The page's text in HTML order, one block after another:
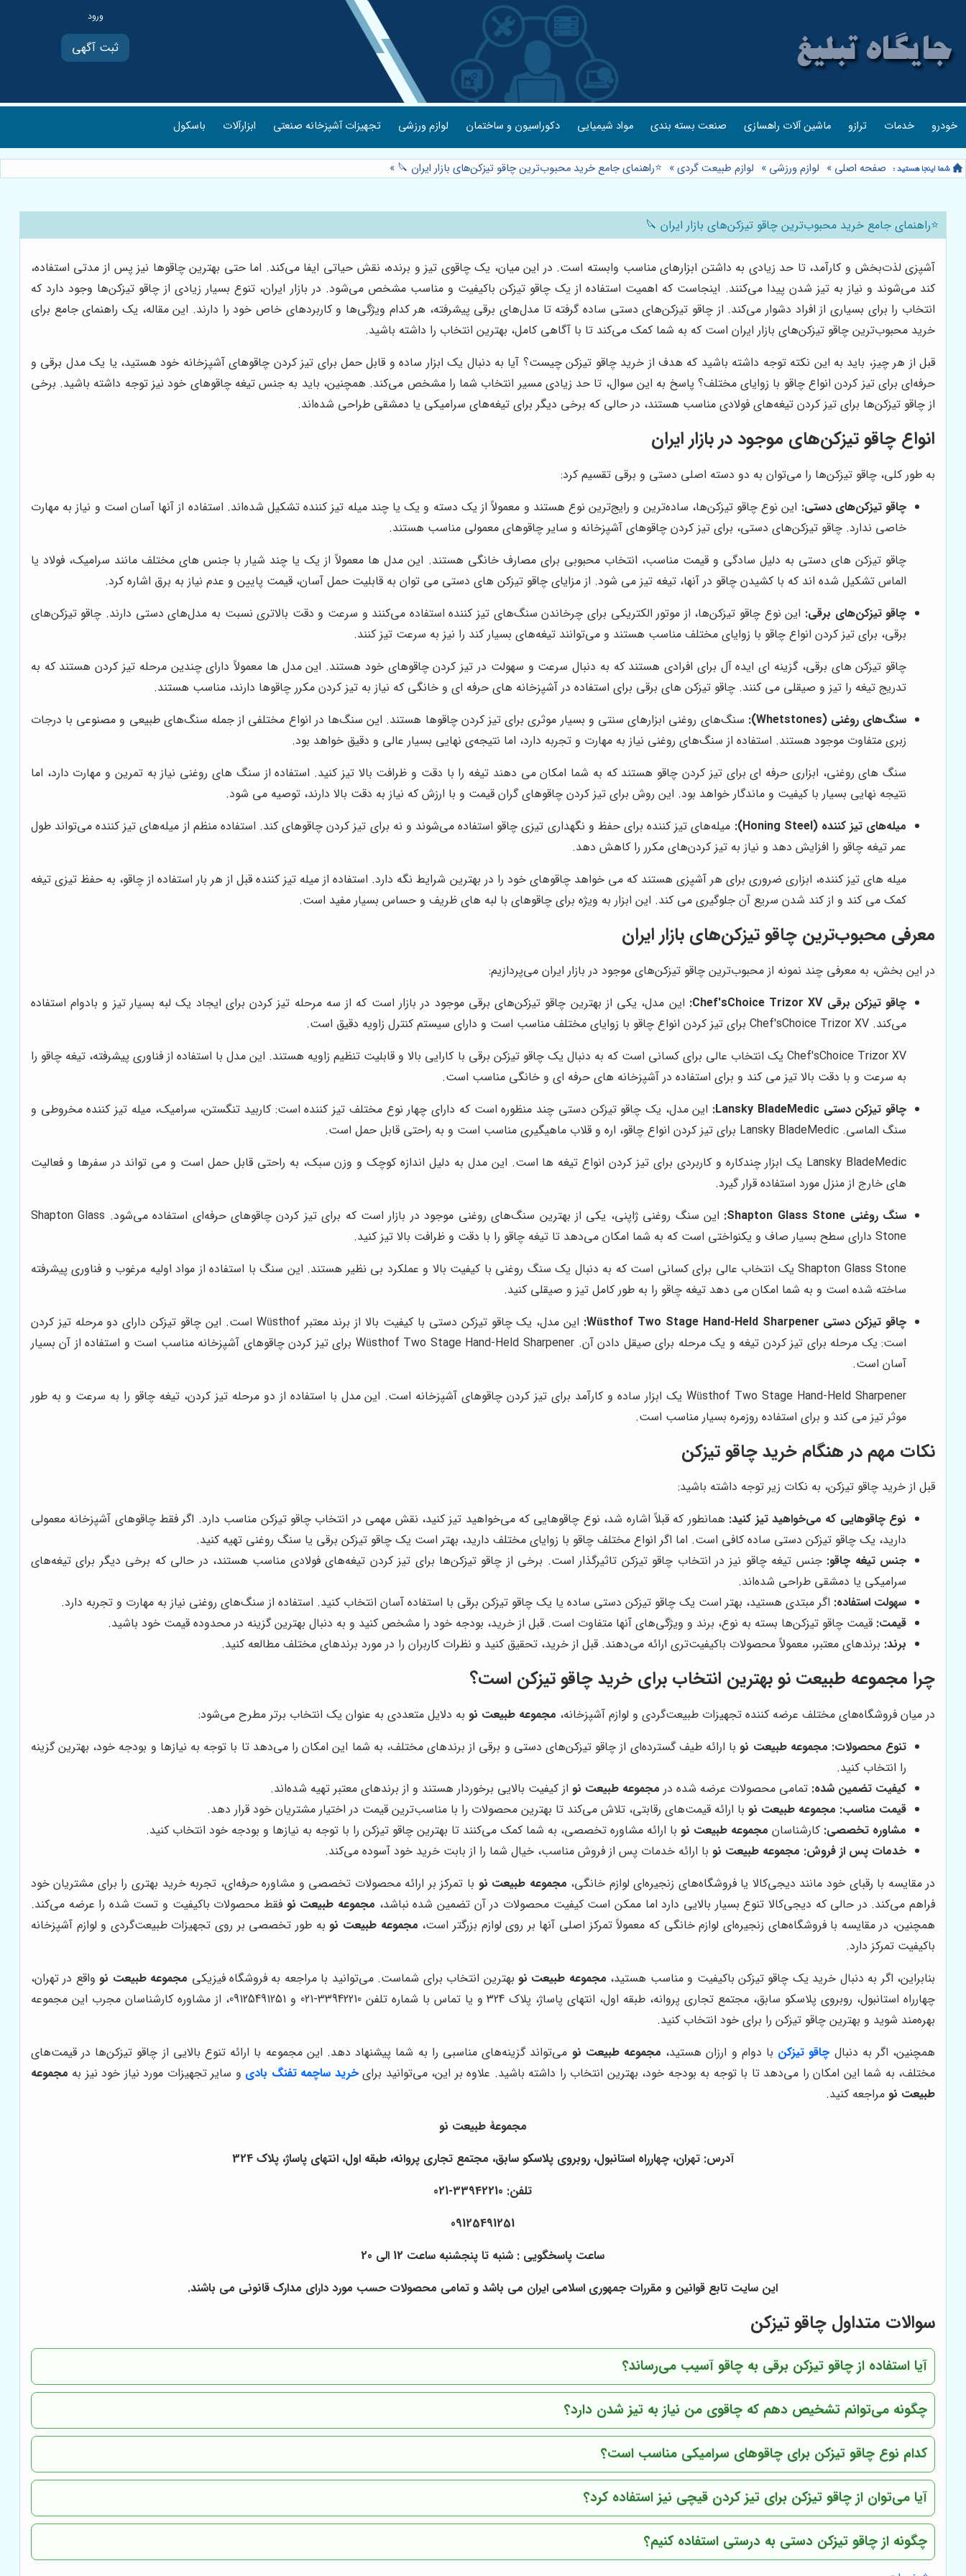
ثبت آگهی
خودرو خدمات ترازو ماشین آلات راهسازی صنعت بسته بندی مواد شیمیایی دکوراسیون و ساختمان لوازم ورزشی تجهیزات آشپزخانه صنعتی ابزارآلات باسکول
صفحه اصلی » لوازم ورزشی » لوازم طبیعت گردی» ⭐️راهنمای جامع خرید محبوب‌ترین چاقو تیزکن‌های بازار ایران 🔪 »
⭐️راهنمای جامع خرید محبوب‌ترین چاقو تیزکن‌های بازار ایران 🔪
آشپزی لذت‌بخش و کارآمد، تا حد زیادی به داشتن ابزارهای مناسب وابسته است. در این میان، یک چاقوی تیز و برنده، نقش حیاتی ایفا می‌کند. اما حتی بهترین چاقوها نیز پس از مدتی استفاده،
کند می‌شوند و نیاز به تیز شدن پیدا می‌کنند. اینجاست که اهمیت استفاده از یک چاقو تیزکن باکیفیت و مناسب مشخص می‌شود. در بازار ایران، تنوع بسیار زیادی از چاقو تیزکن‌ها وجود دارد که
انتخاب را برای بسیاری از افراد دشوار می‌کند. از چاقو تیزکن‌های دستی ساده گرفته تا مدل‌های برقی پیشرفته، هر کدام ویژگی‌ها و کاربردهای خاص خود را دارند. این مقاله، یک راهنمای جامع برای
خرید محبوب‌ترین چاقو تیزکن‌های بازار ایران است که به شما کمک می‌کند تا با آگاهی کامل، بهترین انتخاب را داشته باشید.
قبل از هر چیز، باید به این نکته توجه داشته باشید که هدف از خرید چاقو تیزکن چیست؟ آیا به دنبال یک ابزار ساده و قابل حمل برای تیز کردن چاقوهای آشپزخانه خود هستید، یا یک مدل برقی و
حرفه‌ای برای تیز کردن انواع چاقو با زوایای مختلف؟ پاسخ به این سوال، تا حد زیادی مسیر انتخاب شما را مشخص می‌کند. همچنین، باید به جنس تیغه چاقوهای خود نیز توجه داشته باشید. برخی
از چاقو تیزکن‌ها برای تیز کردن تیغه‌های فولادی مناسب هستند، در حالی که برخی دیگر برای تیغه‌های سرامیکی یا دمشقی طراحی شده‌اند.
انواع چاقو تیزکن‌های موجود در بازار ایران
به طور کلی، چاقو تیزکن‌ها را می‌توان به دو دسته اصلی دستی و برقی تقسیم کرد:
چاقو تیزکن‌های دستی: این نوع چاقو تیزکن‌ها، ساده‌ترین و رایج‌ترین نوع هستند و معمولاً از یک دسته و یک یا چند میله تیز کننده تشکیل شده‌اند. استفاده از آنها آسان است و نیاز به مهارت
خاصی ندارد. چاقو تیزکن‌های دستی، برای تیز کردن چاقوهای آشپزخانه و سایر چاقوهای معمولی مناسب هستند.
چاقو تیزکن های دستی به دلیل سادگی و قیمت مناسب، انتخاب محبوبی برای مصارف خانگی هستند. این مدل ها معمولاً از یک یا چند شیار با جنس های مختلف مانند سرامیک، فولاد یا
الماس تشکیل شده اند که با کشیدن چاقو در آنها، تیغه تیز می شود. از مزایای چاقو تیزکن های دستی می توان به قابلیت حمل آسان، قیمت پایین و عدم نیاز به برق اشاره کرد.
چاقو تیزکن‌های برقی: این نوع چاقو تیزکن‌ها، از موتور الکتریکی برای چرخاندن سنگ‌های تیز کننده استفاده می‌کنند و سرعت و دقت بالاتری نسبت به مدل‌های دستی دارند. چاقو تیزکن‌های
برقی، برای تیز کردن انواع چاقو با زوایای مختلف مناسب هستند و می‌توانند تیغه‌های بسیار کند را نیز به سرعت تیز کنند.
چاقو تیزکن های برقی، گزینه ای ایده آل برای افرادی هستند که به دنبال سرعت و سهولت در تیز کردن چاقوهای خود هستند. این مدل ها معمولاً دارای چندین مرحله تیز کردن هستند که به
تدریج تیغه را تیز و صیقلی می کنند. چاقو تیزکن های برقی برای استفاده در آشپزخانه های حرفه ای و خانگی که نیاز به تیز کردن مکرر چاقوها دارند، مناسب هستند.
سنگ‌های روغنی (Whetstones):
سنگ‌های روغنی ابزارهای سنتی و بسیار موثری برای تیز کردن چاقوها هستند. این سنگ‌ها در انواع مختلفی از جمله سنگ‌های طبیعی و مصنوعی با درجات
زبری متفاوت موجود هستند. استفاده از سنگ‌های روغنی نیاز به مهارت و تجربه دارد، اما نتیجه‌ی نهایی بسیار عالی و دقیق خواهد بود.
سنگ های روغنی، ابزاری حرفه ای برای تیز کردن چاقو هستند که به شما امکان می دهند تیغه را با دقت و ظرافت بالا تیز کنید. استفاده از سنگ های روغنی نیاز به تمرین و مهارت دارد، اما
نتیجه نهایی بسیار با کیفیت و ماندگار خواهد بود. این روش برای تیز کردن چاقوهای گران قیمت و با ارزش که نیاز به دقت بالا دارند، توصیه می شود.
میله‌های تیز کننده (Honing Steel):
میله‌های تیز کننده برای حفظ و نگهداری تیزی چاقو استفاده می‌شوند و نه برای تیز کردن چاقوهای کند. استفاده منظم از میله‌های تیز کننده می‌تواند طول
عمر تیغه چاقو را افزایش دهد و نیاز به تیز کردن‌های مکرر را کاهش دهد.
میله های تیز کننده، ابزاری ضروری برای هر آشپزی هستند که می خواهد چاقوهای خود را در بهترین شرایط نگه دارد. استفاده از میله تیز کننده قبل از هر بار استفاده از چاقو، به حفظ تیزی تیغه
کمک می کند و از کند شدن سریع آن جلوگیری می کند. این ابزار به ویژه برای چاقوهای با لبه های ظریف و حساس بسیار مفید است.
معرفی محبوب‌ترین چاقو تیزکن‌های بازار ایران
در این بخش، به معرفی چند نمونه از محبوب‌ترین چاقو تیزکن‌های موجود در بازار ایران می‌پردازیم:
چاقو تیزکن برقی Chef'sChoice Trizor XV:
این مدل، یکی از بهترین چاقو تیزکن‌های برقی موجود در بازار است که از سه مرحله تیز کردن برای ایجاد یک لبه بسیار تیز و بادوام استفاده
می‌کند. Chef'sChoice Trizor XV برای تیز کردن انواع چاقو با زوایای مختلف مناسب است و دارای سیستم کنترل زاویه دقیق است.
Chef'sChoice Trizor XV یک انتخاب عالی برای کسانی است که به دنبال یک چاقو تیزکن برقی با کارایی بالا و قابلیت تنظیم زاویه هستند. این مدل با استفاده از فناوری پیشرفته، تیغه چاقو را
به سرعت و با دقت بالا تیز می کند و برای استفاده در آشپزخانه های حرفه ای و خانگی مناسب است.
چاقو تیزکن دستی Lansky BladeMedic:
این مدل، یک چاقو تیزکن دستی چند منظوره است که دارای چهار نوع مختلف تیز کننده است: کاربید تنگستن، سرامیک، میله تیز کننده مخروطی و
سنگ الماسی. Lansky BladeMedic برای تیز کردن انواع چاقو، اره و قلاب ماهیگیری مناسب است و به راحتی قابل حمل است.
Lansky BladeMedic یک ابزار چندکاره و کاربردی برای تیز کردن انواع تیغه ها است. این مدل به دلیل اندازه کوچک و وزن سبک، به راحتی قابل حمل است و می تواند در سفرها و فعالیت
های خارج از منزل مورد استفاده قرار گیرد.
سنگ روغنی Shapton Glass Stone:
این سنگ روغنی ژاپنی، یکی از بهترین سنگ‌های روغنی موجود در بازار است که برای تیز کردن چاقوهای حرفه‌ای استفاده می‌شود. Shapton Glass
Stone دارای سطح بسیار صاف و یکنواختی است که به شما امکان می‌دهد تا تیغه چاقو را با دقت و ظرافت بالا تیز کنید.
Shapton Glass Stone یک انتخاب عالی برای کسانی است که به دنبال یک سنگ روغنی با کیفیت بالا و عملکرد بی نظیر هستند. این سنگ با استفاده از مواد اولیه مرغوب و فناوری پیشرفته
ساخته شده است و به شما امکان می دهد تیغه چاقو را به طور کامل تیز و صیقلی کنید.
چاقو تیزکن دستی Wüsthof Two Stage Hand-Held Sharpener:
این مدل، یک چاقو تیزکن دستی با کیفیت بالا از برند معتبر Wüsthof است. این چاقو تیزکن دارای دو مرحله تیز کردن
است: یک مرحله برای تیز کردن تیغه و یک مرحله برای صیقل دادن آن. Wüsthof Two Stage Hand-Held Sharpener برای تیز کردن چاقوهای آشپزخانه مناسب است و استفاده از آن بسیار
آسان است.
Wüsthof Two Stage Hand-Held Sharpener یک ابزار ساده و کارآمد برای تیز کردن چاقوهای آشپزخانه است. این مدل با استفاده از دو مرحله تیز کردن، تیغه چاقو را به سرعت و به طور
موثر تیز می کند و برای استفاده روزمره بسیار مناسب است.
نکات مهم در هنگام خرید چاقو تیزکن
قبل از خرید چاقو تیزکن، به نکات زیر توجه داشته باشید:
نوع چاقوهایی که می‌خواهید تیز کنید: همانطور که قبلاً اشاره شد، نوع چاقوهایی که می‌خواهید تیز کنید، نقش مهمی در انتخاب چاقو تیزکن مناسب دارد. اگر فقط چاقوهای آشپزخانه معمولی
دارید، یک چاقو تیزکن دستی ساده کافی است. اما اگر انواع مختلف چاقو با زوایای مختلف دارید، بهتر است یک چاقو تیزکن برقی یا سنگ روغنی تهیه کنید.
جنس تیغه چاقو: جنس تیغه چاقو نیز در انتخاب چاقو تیزکن تاثیرگذار است. برخی از چاقو تیزکن‌ها برای تیز کردن تیغه‌های فولادی مناسب هستند، در حالی که برخی دیگر برای تیغه‌های
سرامیکی یا دمشقی طراحی شده‌اند.
سهولت استفاده: اگر مبتدی هستید، بهتر است یک چاقو تیزکن دستی ساده یا یک چاقو تیزکن برقی با استفاده آسان انتخاب کنید. استفاده از سنگ‌های روغنی نیاز به مهارت و تجربه دارد.
قیمت: قیمت چاقو تیزکن‌ها بسته به نوع، برند و ویژگی‌های آنها متفاوت است. قبل از خرید، بودجه خود را مشخص کنید و به دنبال بهترین گزینه در محدوده قیمت خود باشید.
برند: برندهای معتبر، معمولاً محصولات باکیفیت‌تری ارائه می‌دهند. قبل از خرید، تحقیق کنید و نظرات کاربران را در مورد برندهای مختلف مطالعه کنید.
چرا مجموعه طبیعت نو بهترین انتخاب برای خرید چاقو تیزکن است؟
در میان فروشگاه‌های مختلف عرضه کننده تجهیزات طبیعت‌گردی و لوازم آشپزخانه، مجموعه طبیعت نوبه دلایل متعددی به عنوان یک انتخاب برتر مطرح می‌شود:
تنوع محصولات: مجموعه طبیعت نوبا ارائه طیف گسترده‌ای از چاقو تیزکن‌های دستی و برقی از برندهای مختلف، به شما این امکان را می‌دهد تا با توجه به نیازها و بودجه خود، بهترین گزینه
را انتخاب کنید.
کیفیت تضمین شده: تمامی محصولات عرضه شده در مجموعه طبیعت نواز کیفیت بالایی برخوردار هستند و از برندهای معتبر تهیه شده‌اند.
قیمت مناسب: مجموعه طبیعت نوبا ارائه قیمت‌های رقابتی، تلاش می‌کند تا بهترین محصولات را با مناسب‌ترین قیمت در اختیار مشتریان خود قرار دهد.
مشاوره تخصصی: کارشناسان مجموعه طبیعت نوبا ارائه مشاوره تخصصی، به شما کمک می‌کنند تا بهترین چاقو تیزکن را با توجه به نیازها و بودجه خود انتخاب کنید.
خدمات پس از فروش: مجموعه طبیعت نوبا ارائه خدمات پس از فروش مناسب، خیال شما را از بابت خرید خود آسوده می‌کند.
در مقایسه با رقبای خود مانند دیجی‌کالا یا فروشگاه‌های زنجیره‌ای لوازم خانگی، مجموعه طبیعت نو با تمرکز بر ارائه محصولات تخصصی و مشاوره حرفه‌ای، تجربه خرید بهتری را برای مشتریان خود
فراهم می‌کند. در حالی که دیجی‌کالا تنوع بسیار بالایی دارد اما ممکن است کیفیت محصولات در آن تضمین شده نباشد، مجموعه طبیعت نو فقط محصولات باکیفیت و تست شده را عرضه می‌کند.
همچنین، در مقایسه با فروشگاه‌های زنجیره‌ای لوازم خانگی که معمولاً تمرکز اصلی آنها بر روی لوازم بزرگتر است، مجموعه طبیعت نوبه طور تخصصی بر روی تجهیزات طبیعت‌گردی و لوازم آشپزخانه
باکیفیت تمرکز دارد.
بنابراین، اگر به دنبال خرید یک چاقو تیزکن باکیفیت و مناسب هستید، مجموعه طبیعت نو بهترین انتخاب برای شماست. می‌توانید با مراجعه به فروشگاه فیزیکی مجموعه طبیعت نوواقع در تهران،
چهارراه استانبول، روبروی پلاسکو سابق، مجتمع تجاری پروانه، طبقه اول، انتهای پاساژ، پلاک 324 و یا تماس با شماره تلفن 33942210-021 و 09125491251، از مشاوره کارشناسان مجرب این مجموعه
بهره‌مند شوید و بهترین چاقو تیزکن را برای خود انتخاب کنید.
همچنین، اگر به دنبال چاقو تیزکن با دوام و ارزان هستید، مجموعه طبیعت نو می‌تواند گزینه‌های مناسبی را به شما پیشنهاد دهد. این مجموعه با ارائه تنوع بالایی از چاقو تیزکن‌ها در قیمت‌های
مختلف، به شما این امکان را می‌دهد تا با توجه به بودجه خود، بهترین انتخاب را داشته باشید. علاوه بر این، می‌توانید برایخرید ساچمه تفنگ بادی و سایر تجهیزات مورد نیاز خود نیز به مجموعه
طبیعت نومراجعه کنید.
مجموعۀ طبیعت نو
آدرس: تهران، چهارراه استانبول، روبروی پلاسکو سابق، مجتمع تجاری پروانه، طبقه اول، انتهای پاساژ، پلاک 324
تلفن: 33942210-021
09125491251
ساعت پاسخگویی : شنبه تا پنجشنبه ساعت 12 الی 20
این سایت تابع قوانین و مقررات جمهوری اسلامی ایران می باشد و تمامی محصولات حسب مورد دارای مدارک قانونی می باشند.
سوالات متداول چاقو تیزکن
آیا استفاده از چاقو تیزکن برقی به چاقو آسیب می‌رساند؟
چگونه می‌توانم تشخیص دهم که چاقوی من نیاز به تیز شدن دارد؟
کدام نوع چاقو تیزکن برای چاقوهای سرامیکی مناسب است؟
آیا می‌توان از چاقو تیزکن برای تیز کردن قیچی نیز استفاده کرد؟
چگونه از چاقو تیزکن دستی به درستی استفاده کنیم؟